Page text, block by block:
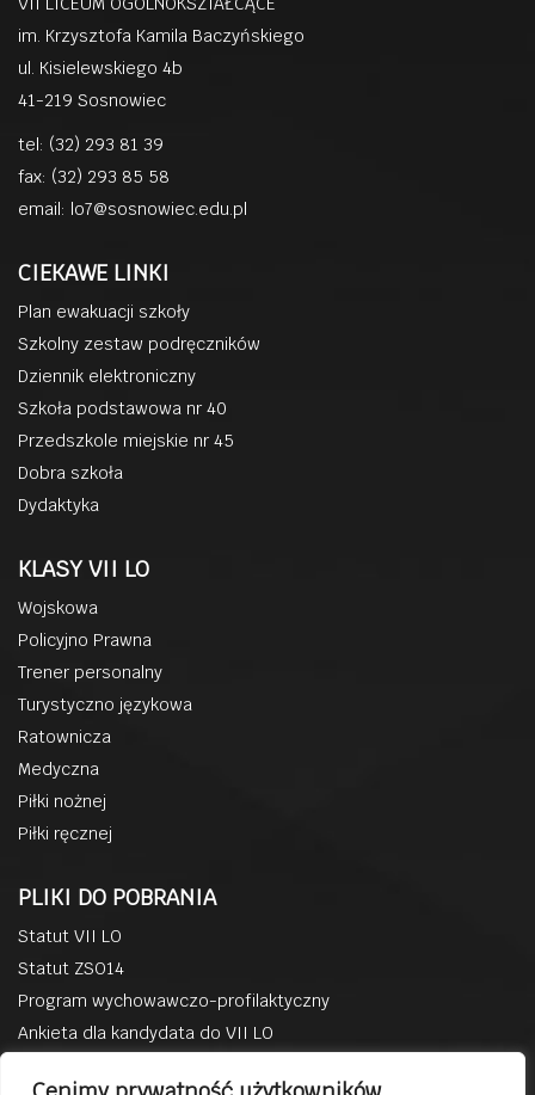
im. Krzysztofa Kamila Baczyńskiego
ul. Kisielewskiego 4b
41-219 Sosnowiec
tel: (32) 293 81 39
fax: (32) 293 85 58
email: lo7@sosnowiec.edu.pl
CIEKAWE LINKI
Plan ewakuacji szkoły
Szkolny zestaw podręczników
Dziennik elektroniczny
Szkoła podstawowa nr 40
Przedszkole miejskie nr 45
Dobra szkoła
Dydaktyka
KLASY VII LO
Wojskowa
Policyjno Prawna
Trener personalny
Turystyczno językowa
Ratownicza
Medyczna
Piłki nożnej
Piłki ręcznej
PLIKI DO POBRANIA
Statut VII LO
Statut ZSO14
Program wychowawczo-profilaktyczny
Ankieta dla kandydata do VII LO
BACZYN W MEDIACH